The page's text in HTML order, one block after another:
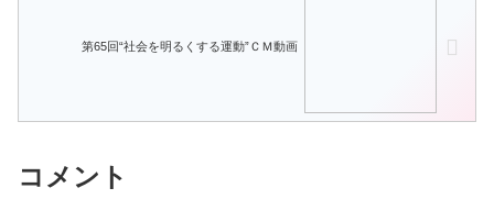
第65回“社会を明るくする運動”ＣＭ動画
コメント